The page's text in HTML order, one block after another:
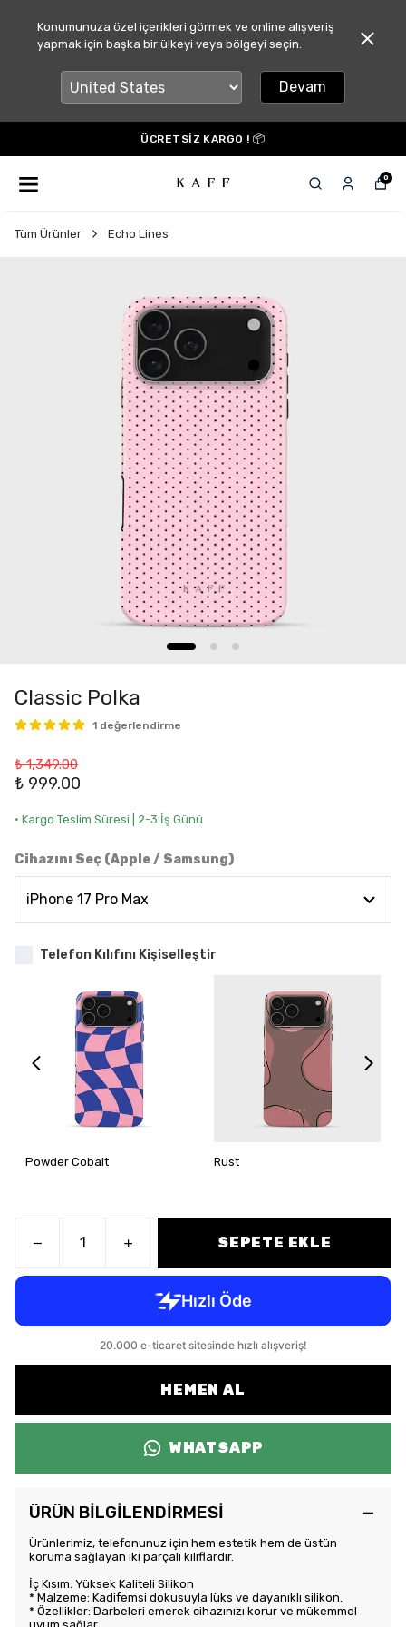
Konumunuza özel içerikleri görmek ve online alışveriş
yapmak için başka bir ülkeyi veya bölgeyi seçin.
Devam
ÜCRETSİZ KARGO ! 📦
0
Tüm Ürünler Echo Lines
Classic Polka
1 değerlendirme
₺ 1,349.00
₺ 999.00
• Kargo Teslim Süresi | 2-3 İş Günü
Cihazını Seç (Apple / Samsung)
Telefon Kılıfını Kişiselleştir
Powder Cobalt Rust
SEPETE EKLE
HEMEN AL
WHATSAPP
ÜRÜN BİLGİLENDİRMESİ
Ürünlerimiz, telefonunuz için hem estetik hem de üstün
koruma sağlayan iki parçalı kılıflardır.
İç Kısım: Yüksek Kaliteli Silikon
* Malzeme: Kadifemsi dokusuyla lüks ve dayanıklı silikon.
* Özellikler: Darbeleri emerek cihazınızı korur ve mükemmel